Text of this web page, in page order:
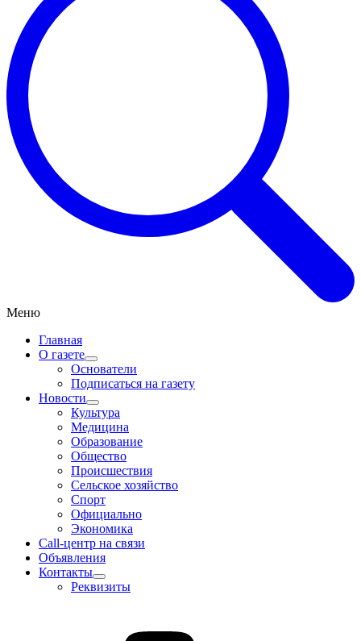
Меню
Главная
О газете
Основатели
Подписаться на газету
Новости
Культура
Медицина
Образование
Общество
Происшествия
Сельское хозяйство
Спорт
Официально
Экономика
Call-центр на связи
Объявления
Контакты
Реквизиты